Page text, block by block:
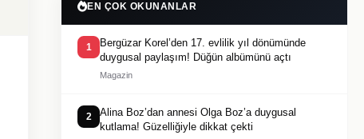
EN ÇOK OKUNANLAR
1
Bergüzar Korel’den 17. evlilik yıl dönümünde
duygusal paylaşım! Düğün albümünü açtı
Magazin
2
Alina Boz’dan annesi Olga Boz’a duygusal
kutlama! Güzelliğiyle dikkat çekti